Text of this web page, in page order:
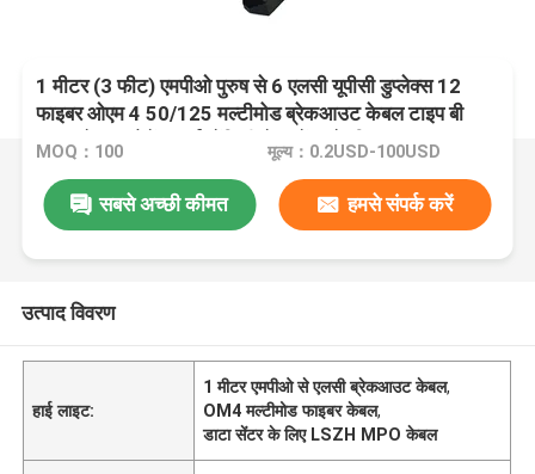
1 मीटर (3 फीट) एमपीओ पुरुष से 6 एलसी यूपीसी डुप्लेक्स 12
फाइबर ओएम 4 50/125 मल्टीमोड ब्रेकआउट केबल टाइप बी
एलएसजेडएच मैजेंटा हाई-डेंसिटी डेटा सेंटर के लिए
MOQ：100 मूल्य：0.2USD-100USD
सबसे अच्छी कीमत हमसे संपर्क करें
उत्पाद विवरण
हाई लाइट:
1 मीटर एमपीओ से एलसी ब्रेकआउट केबल,
OM4 मल्टीमोड फाइबर केबल,
डाटा सेंटर के लिए LSZH MPO केबल